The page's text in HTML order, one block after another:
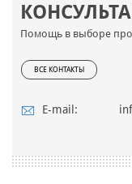
Помощь в выборе
ВСЕ КОНТАКТЫ
E-mail: